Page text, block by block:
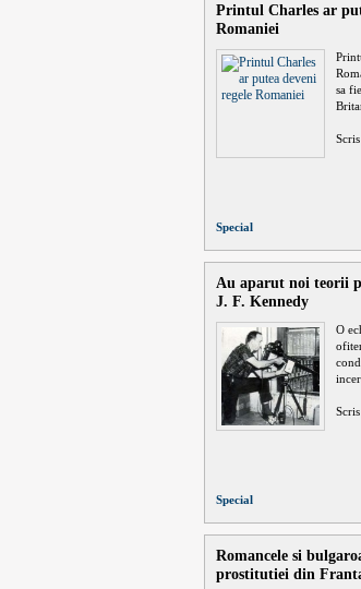
Printul Charles ar
Romaniei
sa
Special
Au aparut noi teorii
J. F. Kennedy
O
Special
Romancele si
prostitutiei din